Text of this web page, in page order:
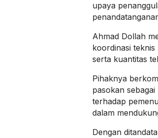
upaya
Ahmad Dollah
koordinasi
serta kuantitas
Pihaknya
pasokan
terhadap
dalam
Dengan